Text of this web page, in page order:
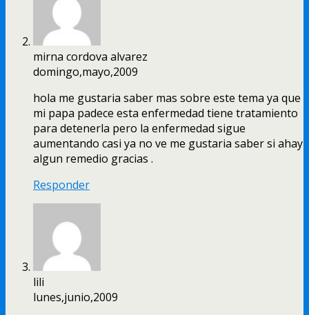
mirna cordova alvarez
domingo,mayo,2009
hola me gustaria saber mas sobre este tema ya que
mi papa padece esta enfermedad tiene tratamiento
para detenerla pero la enfermedad sigue
aumentando casi ya no ve me gustaria saber si ahay
algun remedio gracias .
Responder
lili
lunes,junio,2009